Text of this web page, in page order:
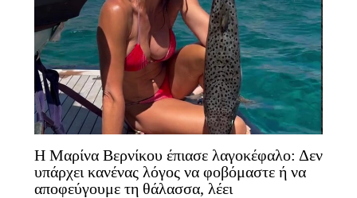
Η Μαρίνα Βερνίκου έπιασε λαγοκέφαλο: Δεν
υπάρχει κανένας λόγος να φοβόμαστε ή να
αποφεύγουμε τη θάλασσα, λέει